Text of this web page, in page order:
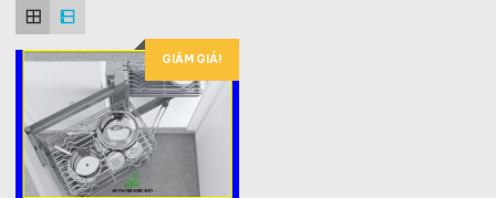
GIẢM GIÁ!